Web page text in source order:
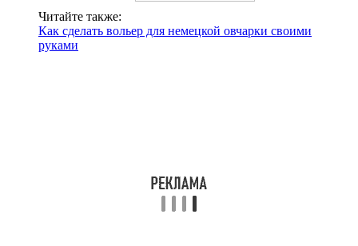
Читайте также:
Как сделать вольер для немецкой овчарки своими
руками